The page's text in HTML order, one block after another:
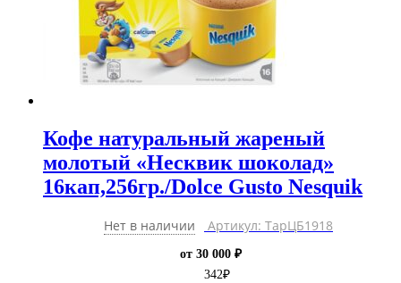
Кофе натуральный жареный
молотый «Несквик шоколад»
16кап,256гр./Dolce Gusto Nesquik
Нет в наличии Артикул: ТарЦБ1918
от 30 000 ₽
342₽